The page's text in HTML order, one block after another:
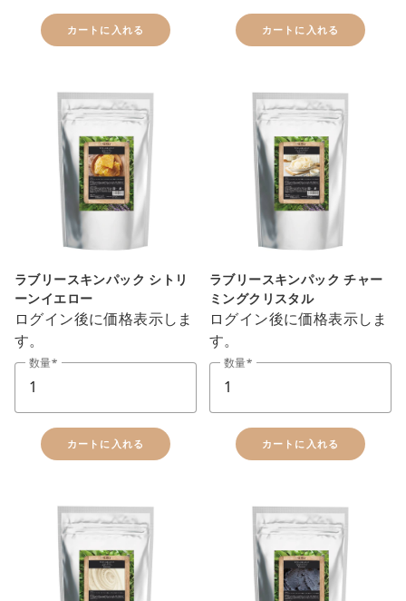
カートに入れる カートに入れる
ラブリースキンパック シトリ
ーンイエロー
ログイン後に価格表示しま
す。
数量
カートに入れる
ラブリースキンパック チャー
ミングクリスタル
ログイン後に価格表示しま
す。
数量
カートに入れる